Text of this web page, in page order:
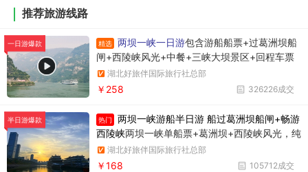
推荐旅游线路
一日游爆款 精选 两坝一峡一日游包含游船船票+过葛洲坝船
闸+西陵峡风光+中餐+三峡大坝景区+回程车票
湖北好旅伴国际旅行社总部
326226成交
￥258
半日游爆款 热门
两坝一峡游船半日游 船过葛洲坝船闸+畅游
西陵峡两坝一峡单船票+葛洲坝+西陵峡风光，纯
玩无购物，时间短内容丰富
湖北好旅伴国际旅行社总部
105712成交
￥168